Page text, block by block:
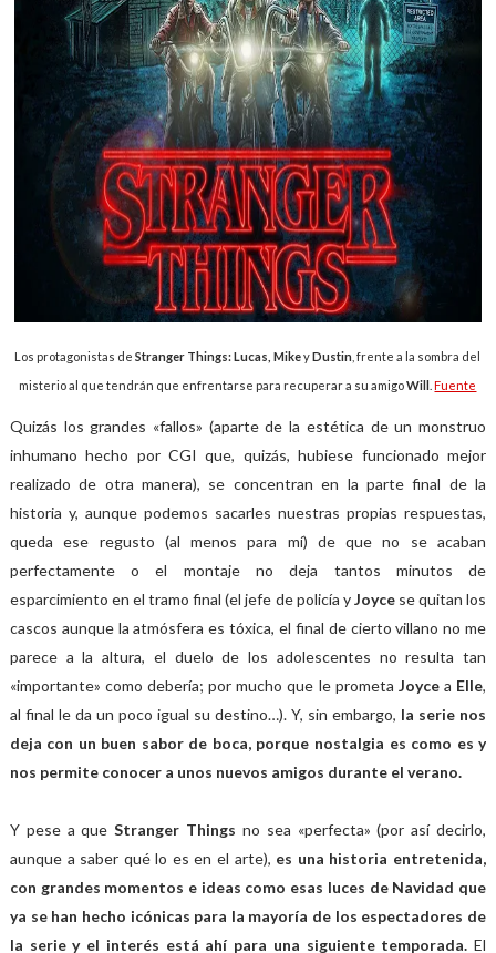
Los protagonistas deStranger Things: Lucas, MikeyDustin , frente a la sombra del
misterio al que tendrán que enfrentarse para recuperar a su amigoWill .Fuente
Quizás los grandes «fallos» (aparte de la estética de un monstruo
inhumano hecho por CGI que, quizás, hubiese funcionado mejor
realizado de otra manera), se concentran en la parte final de la
historia y, aunque podemos sacarles nuestras propias respuestas,
queda ese regusto (al menos para mí) de que no se acaban
perfectamente o el montaje no deja tantos minutos de
esparcimiento en el tramo final (el jefe de policía yJoycese quitan los
cascos aunque la atmósfera es tóxica, el final de cierto villano no me
parece a la altura, el duelo de los adolescentes no resulta tan
«importante» como debería; por mucho que le prometa Joyce a Elle,
al final le da un poco igual su destino…). Y, sin embargo, la serie nos
deja con un buen sabor de boca, porque nostalgia es como es y
nos permite conocer a unos nuevos amigos durante el verano.
Y pese a queStranger Things no sea «perfecta» (por así decirlo,
aunque a saber qué lo es en el arte), es una historia entretenida,
con grandes momentos e ideas como esas luces de Navidad que
ya se han hecho icónicas para la mayoría de los espectadores de
la serie y el interés está ahí para una siguiente temporada.El